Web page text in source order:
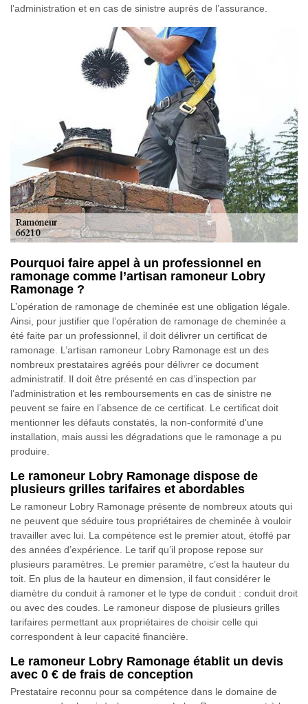
l’administration et en cas de sinistre auprès de l’assurance.
Pourquoi faire appel à un professionnel en
ramonage comme l’artisan ramoneur Lobry
Ramonage ?
L’opération de ramonage de cheminée est une obligation légale.
Ainsi, pour justifier que l’opération de ramonage de cheminée a
été faite par un professionnel, il doit délivrer un certificat de
ramonage. L’artisan ramoneur Lobry Ramonage est un des
nombreux prestataires agréés pour délivrer ce document
administratif. Il doit être présenté en cas d’inspection par
l’administration et les remboursements en cas de sinistre ne
peuvent se faire en l’absence de ce certificat. Le certificat doit
mentionner les défauts constatés, la non-conformité d'une
installation, mais aussi les dégradations que le ramonage a pu
produire.
Le ramoneur Lobry Ramonage dispose de
plusieurs grilles tarifaires et abordables
Le ramoneur Lobry Ramonage présente de nombreux atouts qui
ne peuvent que séduire tous propriétaires de cheminée à vouloir
travailler avec lui. La compétence est le premier atout, étoffé par
des années d’expérience. Le tarif qu’il propose repose sur
plusieurs paramètres. Le premier paramètre, c’est la hauteur du
toit. En plus de la hauteur en dimension, il faut considérer le
diamètre du conduit à ramoner et le type de conduit : conduit droit
ou avec des coudes. Le ramoneur dispose de plusieurs grilles
tarifaires permettant aux propriétaires de choisir celle qui
correspondent à leur capacité financière.
Le ramoneur Lobry Ramonage établit un devis
avec 0 € de frais de conception
Prestataire reconnu pour sa compétence dans le domaine de